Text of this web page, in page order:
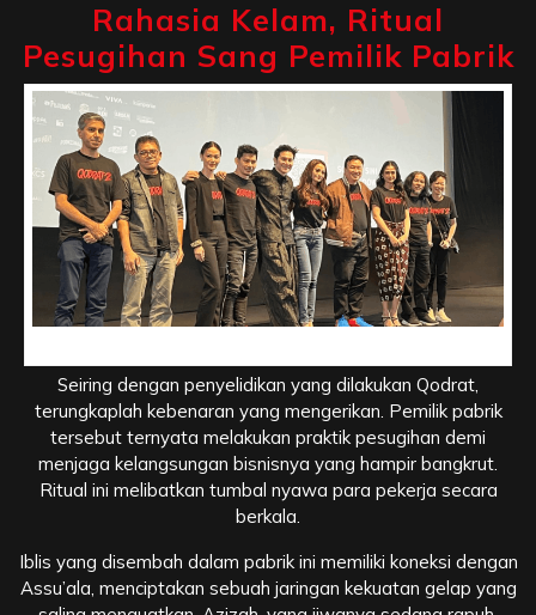
Rahasia Kelam, Ritual
Pesugihan Sang Pemilik Pabrik
Seiring dengan penyelidikan yang dilakukan Qodrat,
terungkaplah kebenaran yang mengerikan. Pemilik pabrik
tersebut ternyata melakukan praktik pesugihan demi
menjaga kelangsungan bisnisnya yang hampir bangkrut.
Ritual ini melibatkan tumbal nyawa para pekerja secara
berkala.
Iblis yang disembah dalam pabrik ini memiliki koneksi dengan
Assu’ala, menciptakan sebuah jaringan kekuatan gelap yang